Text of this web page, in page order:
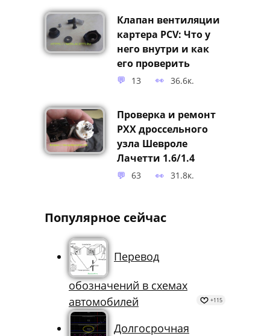
Клапан вентиляции
картера PCV: Что у
него внутри и как
его проверить
13 36.6к.
Проверка и ремонт
РХХ дроссельного
узла Шевроле
Лачетти 1.6/1.4
63 31.8к.
Популярное сейчас
Перевод
обозначений в схемах
автомобилей
+115
Долгосрочная